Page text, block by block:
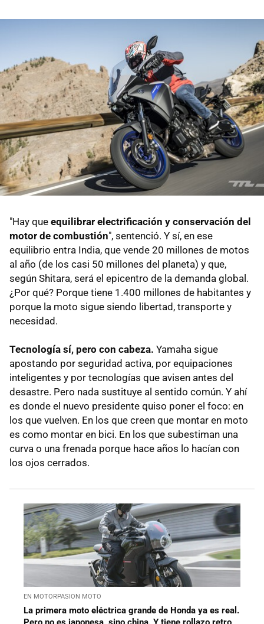
"Hay que equilibrar electrificación y conservación del
motor de combustión", sentenció. Y sí, en ese
equilibrio entra India, que vende 20 millones de motos
al año (de los casi 50 millones del planeta) y que,
según Shitara, será el epicentro de la demanda global.
¿Por qué? Porque tiene 1.400 millones de habitantes y
porque la moto sigue siendo libertad, transporte y
necesidad.
Tecnología sí, pero con cabeza. Yamaha sigue
apostando por seguridad activa, por equipaciones
inteligentes y por tecnologías que avisen antes del
desastre. Pero nada sustituye al sentido común. Y ahí
es donde el nuevo presidente quiso poner el foco: en
los que vuelven. En los que creen que montar en moto
es como montar en bici. En los que subestiman una
curva o una frenada porque hace años lo hacían con
los ojos cerrados.
EN MOTORPASION MOTO
La primera moto eléctrica grande de Honda ya es real.